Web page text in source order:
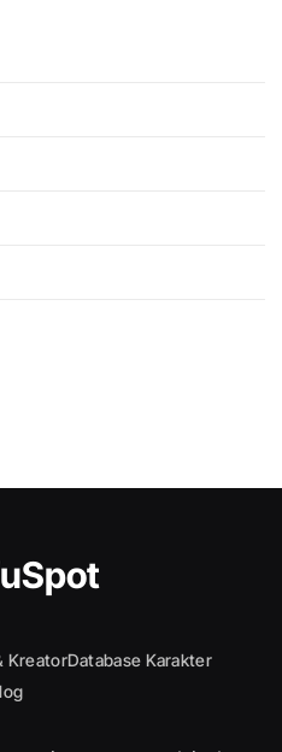
KreatorDatabase Karakter